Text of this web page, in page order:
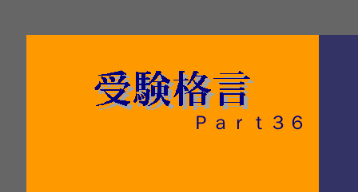
Ｐａｒｔ３６